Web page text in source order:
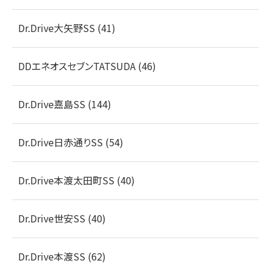
Dr.Drive大矢野SS (41)
DDエネオスセブンTATSUDA (46)
Dr.Drive嘉島SS (144)
Dr.Drive日赤通りSS (54)
Dr.Drive本渡太田町SS (40)
Dr.Drive世安SS (40)
Dr.Drive本渡SS (62)